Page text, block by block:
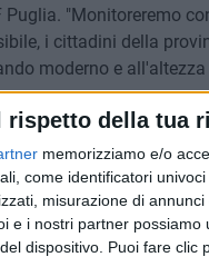
rispetto della tua
memorizziamo e/o
come identificatori
misurazione di
e i nostri partner
dispositivo. Puoi fare
Puglia. "Monitoreremo
i cittadini della
moderno e
ai numerosi incontri
costante del
rimasti tali, si